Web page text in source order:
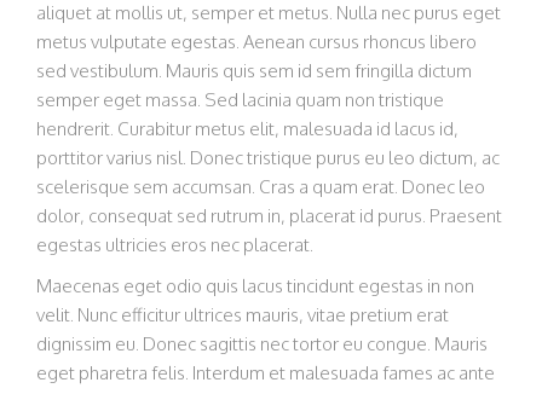
aliquet at mollis ut, semper et metus. Nulla nec purus eget
metus vulputate egestas. Aenean cursus rhoncus libero
sed vestibulum. Mauris quis sem id sem fringilla dictum
semper eget massa. Sed lacinia quam non tristique
hendrerit. Curabitur metus elit, malesuada id lacus id,
porttitor varius nisl. Donec tristique purus eu leo dictum, ac
scelerisque sem accumsan. Cras a quam erat. Donec leo
dolor, consequat sed rutrum in, placerat id purus. Praesent
egestas ultricies eros nec placerat.
Maecenas eget odio quis lacus tincidunt egestas in non
velit. Nunc efficitur ultrices mauris, vitae pretium erat
dignissim eu. Donec sagittis nec tortor eu congue. Mauris
eget pharetra felis. Interdum et malesuada fames ac ante